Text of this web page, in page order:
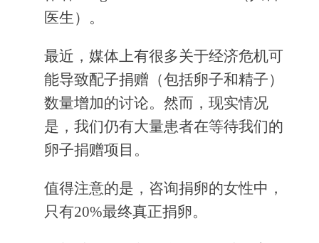
医生）。
最近，媒体上有很多关于经济危机可
能导致配子捐赠（包括卵子和精子）
数量增加的讨论。然而，现实情况
是，我们仍有大量患者在等待我们的
卵子捐赠项目。
值得注意的是，咨询捐卵的女性中，
只有20%最终真正捐卵。